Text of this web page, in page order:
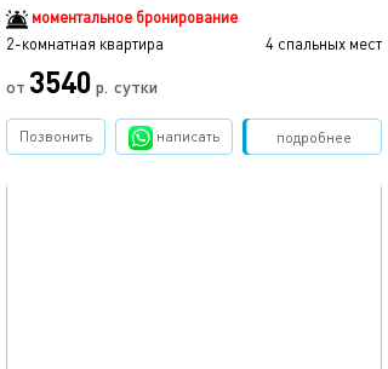
моментальное бронирование
2-комнатная квартира
4 спальных мест
от 3540 р. сутки
подробнее
Позвонить написать Забронировать